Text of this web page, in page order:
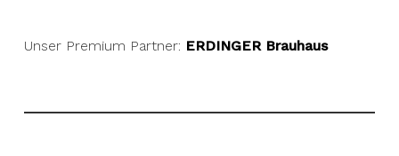
Unser Premium Partner: ERDINGER Brauhaus